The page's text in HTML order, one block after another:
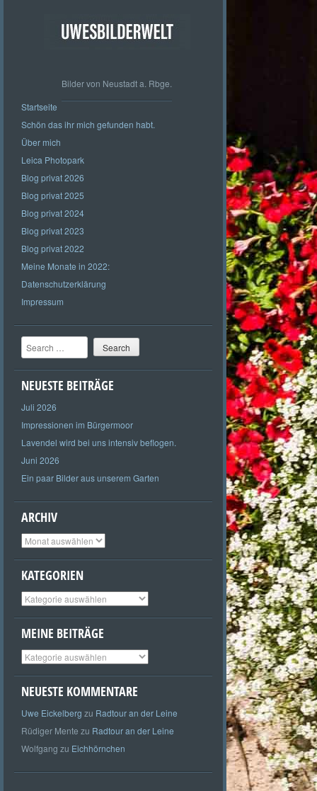
Bilder von Neustadt a. Rbge.
Startseite
Schön das ihr mich gefunden habt.
Über mich
Leica Photopark
Blog privat 2026
Blog privat 2025
Blog privat 2024
Blog privat 2023
Blog privat 2022
Meine Monate in 2022:
Datenschutzerklärung
Impressum
Search
NEUESTE BEITRÄGE
Juli 2026
Impressionen im Bürgermoor
Lavendel wird bei uns intensiv beflogen.
Juni 2026
Ein paar Bilder aus unserem Garten
ARCHIV
Archiv
KATEGORIEN
Kategorien
MEINE BEITRÄGE
Meine
Beiträge
NEUESTE KOMMENTARE
Uwe Eickelberg zu Radtour an der Leine
Rüdiger Mente zu Radtour an der Leine
Wolfgang zu Eichhörnchen